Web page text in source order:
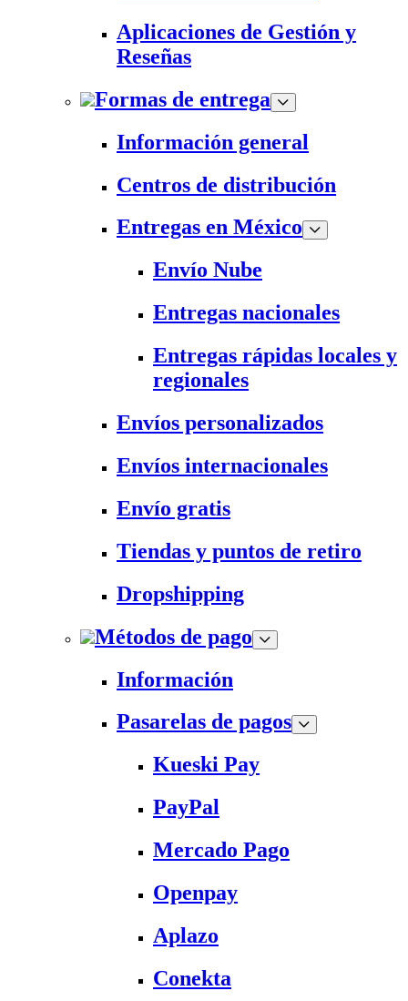
Aplicaciones de Gestión y
Reseñas
Formas de entrega
Información general
Centros de distribución
Entregas en México
Envío Nube
Entregas nacionales
Entregas rápidas locales y
regionales
Envíos personalizados
Envíos internacionales
Envío gratis
Tiendas y puntos de retiro
Dropshipping
Métodos de pago
Información
Pasarelas de pagos
Kueski Pay
PayPal
Mercado Pago
Openpay
Aplazo
Conekta